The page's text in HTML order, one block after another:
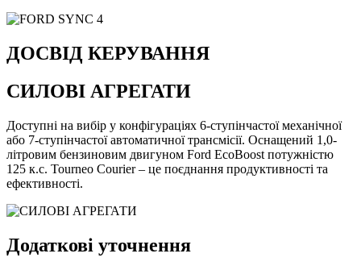
ДОСВІД КЕРУВАННЯ
СИЛОВІ АГРЕГАТИ
Доступні на вибір у конфігураціях 6-ступінчастої механічної
або 7-ступінчастої автоматичної трансмісії. Оснащений 1,0-
літровим бензиновим двигуном Ford EcoBoost потужністю
125 к.с. Tourneo Courier – це поєднання продуктивності та
ефективності.
Додаткові уточнення